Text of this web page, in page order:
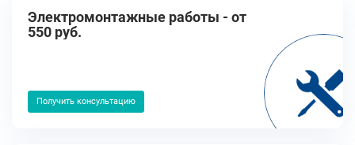
Электромонтажные работы - от
550 руб.
Получить консультацию